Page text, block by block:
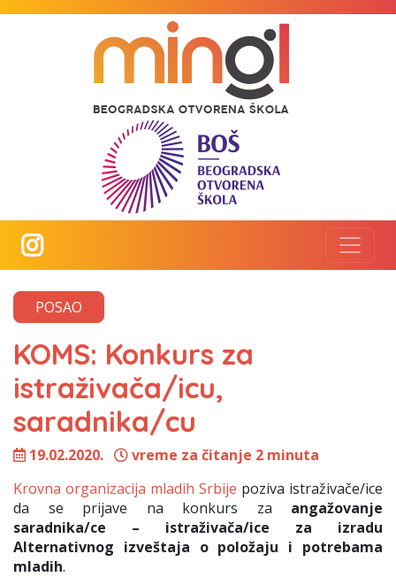
POSAO
KOMS: Konkurs za
istraživača/icu,
saradnika/cu
19.02.2020.
vreme za čitanje 2 minuta
Krovna organizacija mladih Srbije poziva istraživače/ice
da se prijave na konkurs za angažovanje
saradnika/ce – istraživača/ice za izradu
Alternativnog izveštaja o položaju i potrebama
mladih.